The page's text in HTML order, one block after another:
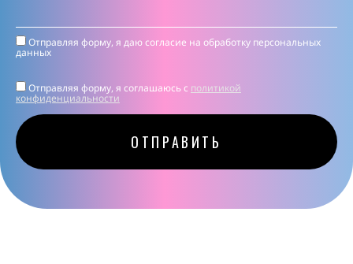
Отправляя форму, я соглашаюсь c политикой
конфиденциальности
Отправляя форму, я даю согласие на обработку персональных
данных